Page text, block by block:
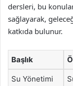
dersleri, bu
sağlayarak,
katkıda bulunur.
Başlık
Su Yönetimi